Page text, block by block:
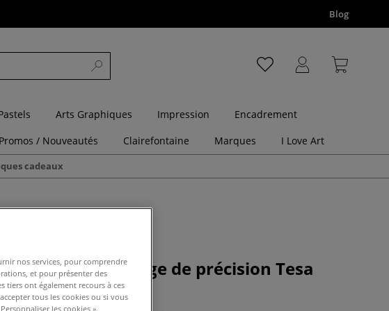
Blog
Arts Graphiques Impression
Encadrement
Promos / Nouveautés Clairefontaine Marques I Love Art
cadeaux
de masquage de précision Tesa
nos services, pour comprendre
et pour présenter des
tiers ont également recours à ces
tous les cookies ou si vous
les cookies ».